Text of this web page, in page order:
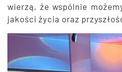
wierzą, że wspólnie
jakości życia oraz